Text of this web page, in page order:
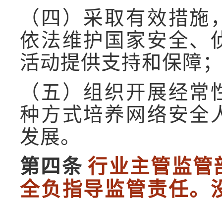
（四）采取有效措
依法维护国家安全、
活动提供支持和保障
（五）组织开展经
种方式培养网络安全
发展。
第四条 行业主管监管
全负指导监管责任。